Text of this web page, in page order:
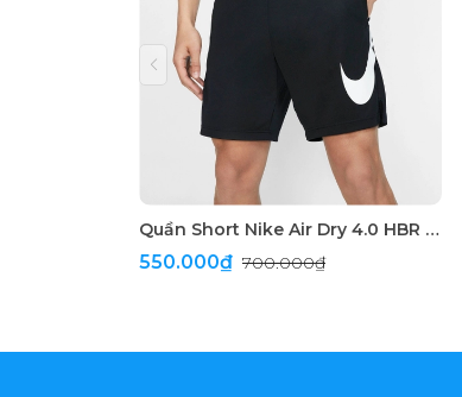
Quần Short Nike Air Dry 4.0 HBR Dri-FIT Training
550.000₫ 700.000₫